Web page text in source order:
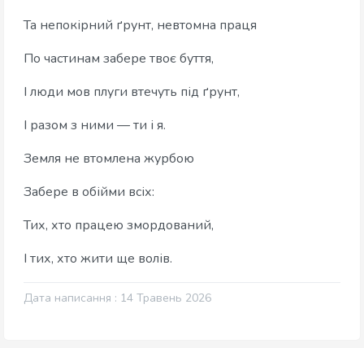
Та непокірний ґрунт, невтомна праця
По частинам забере твоє буття,
І люди мов плуги втечуть під ґрунт,
І разом з ними — ти і я.
Земля не втомлена журбою
Забере в обійми всіх:
Тих, хто працею змордований,
І тих, хто жити ще волів.
Дата написання : 14 Травень 2026